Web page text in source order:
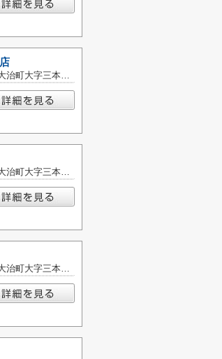
愛知県海部郡大治町大字三本木字前深田
愛知県海部郡大治町大字三本木字前深田
愛知県海部郡大治町大字三本木字屋形